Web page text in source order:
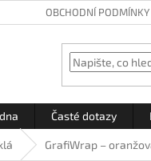
OBCHODNÍ PODMÍNKY
Časté dotazy
GrafiWrap –